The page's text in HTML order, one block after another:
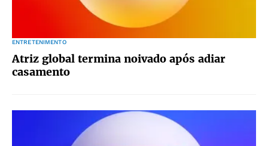
ENTRETENIMENTO
Atriz global termina noivado após adiar
casamento